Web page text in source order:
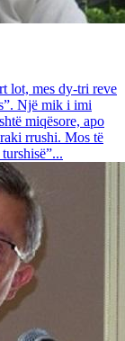
lot, mes dy-tri reve
Një mik i imi
miqësore, apo
rrushi. Mos të